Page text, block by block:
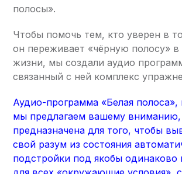
полосы».
Чтобы помочь тем, кто уверен в
он переживает «чёрную полосу» в
жизни, мы создали аудио
связанный с ней комплекс
Аудио-программа «Белая полоса»,
мы предлагаем вашему вниманию,
предназначена для того, чтобы
свой разум из состояния
подстройки под якобы одинаково